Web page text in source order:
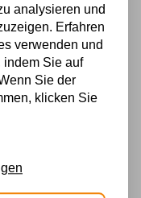
ab 99 €
, Hängelampe
,Tiffany
analysieren und
Erfahren
verwenden und
Sie auf
Sie der
klicken Sie